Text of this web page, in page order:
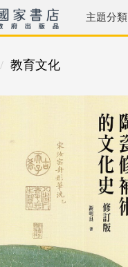
主題分類
教育文化